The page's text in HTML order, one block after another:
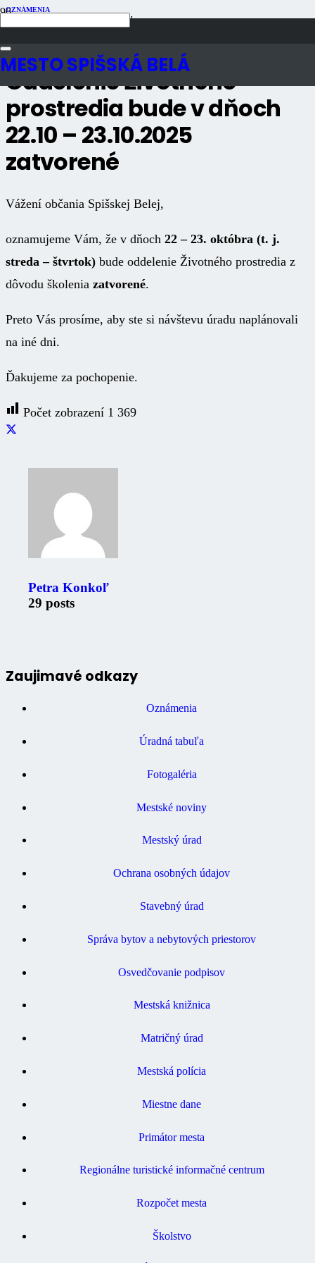
MESTO SPIŠSKÁ BELÁ
OZNÁMENIA
10 mesiacov dozadu
Oddelenie Životného
prostredia bude v dňoch
22.10 – 23.10.2025
zatvorené
Vážení občania Spišskej Belej,
oznamujeme Vám, že v dňoch 22 – 23. októbra (t. j.
streda – štvrtok) bude oddelenie Životného prostredia z
dôvodu školenia zatvorené.
Preto Vás prosíme, aby ste si návštevu úradu naplánovali
na iné dni.
Ďakujeme za pochopenie.
Počet zobrazení 1 369
Petra Konkoľ
29 posts
Zaujimavé odkazy
Oznámenia
Úradná tabuľa
Fotogaléria
Mestské noviny
Mestský úrad
Ochrana osobných údajov
Stavebný úrad
Správa bytov a nebytových priestorov
Osvedčovanie podpisov
Mestská knižnica
Matričný úrad
Mestská polícia
Miestne dane
Primátor mesta
Regionálne turistické informačné centrum
Rozpočet mesta
Školstvo